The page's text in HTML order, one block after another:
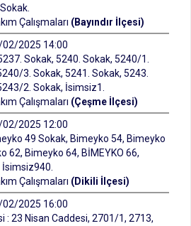
Çalışmaları (Bayındır İlçesi)
2025 14:00
Sokak, 5240. Sokak, 5240/1.
3. Sokak, 5241. Sokak, 5243.
2. Sokak, İsimsiz1.
Çalışmaları (Çeşme İlçesi)
2025 12:00
49 Sokak, Bimeyko 54, Bimeyko
62, Bimeyko 64, BİMEYKO 66,
Çalışmaları (Dikili İlçesi)
2025 16:00
: 23 Nisan Caddesi, 2701/1, 2713,